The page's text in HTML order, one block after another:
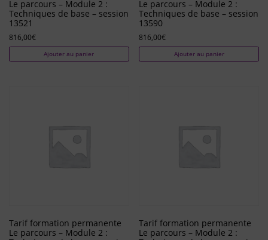
Le parcours – Module 2 :
Techniques de base – session
13521
816,00€
Ajouter au panier
Le parcours – Module 2 :
Techniques de base – session
13590
816,00€
Ajouter au panier
Tarif formation permanente
Le parcours – Module 2 :
Tarif formation permanente
Le parcours – Module 2 :